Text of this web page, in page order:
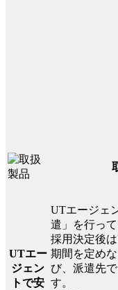
UTエー
ジェン
トで安
UTエージェ
遣」を行って
採用決定後
期間を定め
び、派遣先
す。